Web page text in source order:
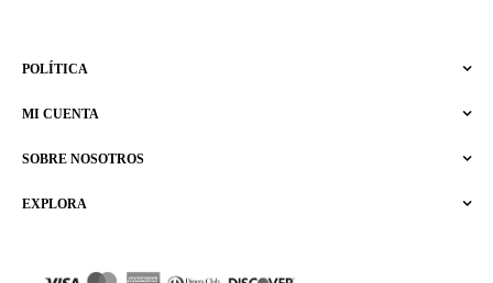
EXPLORA
SOBRE NOSOTROS
MI CUENTA
POLÍTICA